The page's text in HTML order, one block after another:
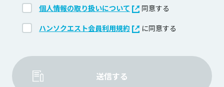
個人情報の取り扱いについて 同意する
ハンソクエスト会員利用規約 に同意する
送信する